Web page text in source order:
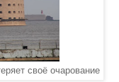
своё очарование